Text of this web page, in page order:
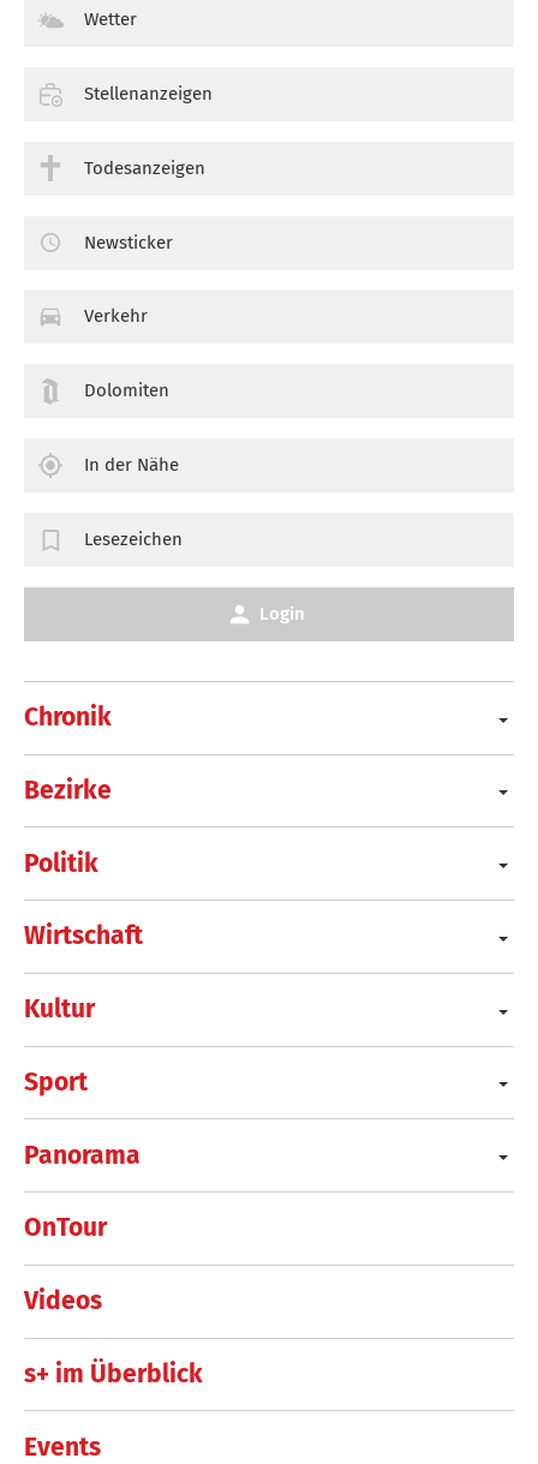
Chronik
Bezirke
Politik
Wirtschaft
Kultur
Sport
Panorama
OnTour
Videos
s+ im Überblick
Events
Wetter
Stellenanzeigen
Todesanzeigen
Newsticker
Verkehr
Dolomiten
In der Nähe
Lesezeichen
Login